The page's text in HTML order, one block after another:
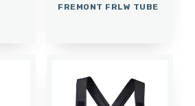
FREMONT FRLW TUBE